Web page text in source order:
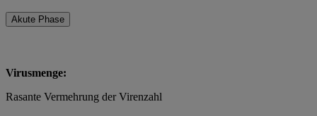
Akute Phase
Virusmenge:
Rasante Vermehrung der Virenzahl